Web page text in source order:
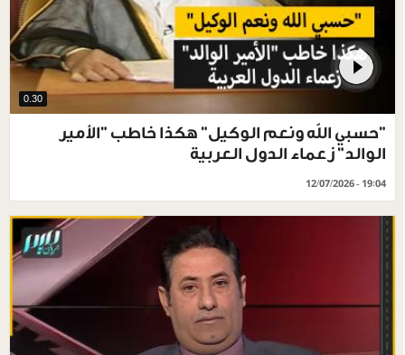
0.30
"حسبي الله ونعم الوكيل" هكذا خاطب "الأمير
الوالد" زعماء الدول العربية
12/07/2026 - 19:04